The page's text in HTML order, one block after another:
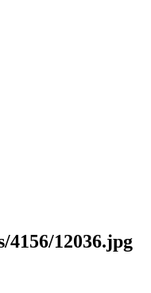
12036.jpg